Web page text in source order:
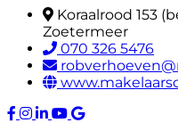
Koraalrood 153
Zoetermeer
070 326 5476